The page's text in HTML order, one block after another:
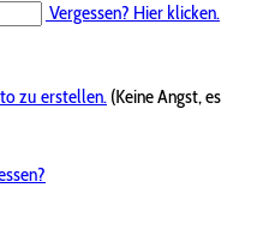
Vergessen? Hier klicken.
zu erstellen. (Keine Angst, es